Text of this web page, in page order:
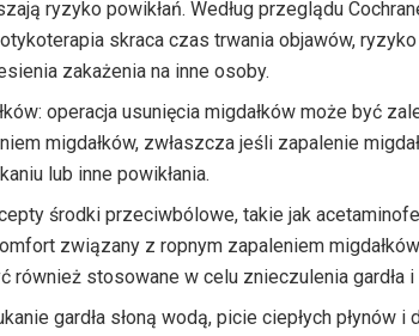
ryzyko powikłań. Według przeglądu
skraca czas trwania objawów,
zakażenia na inne osoby.
operacja usunięcia migdałków może być
migdałków, zwłaszcza jeśli zapalenie
lub inne powikłania.
środki przeciwbólowe, takie jak
związany z ropnym zapaleniem
również stosowane w celu znieczulenia gardła
gardła słoną wodą, picie ciepłych płynów